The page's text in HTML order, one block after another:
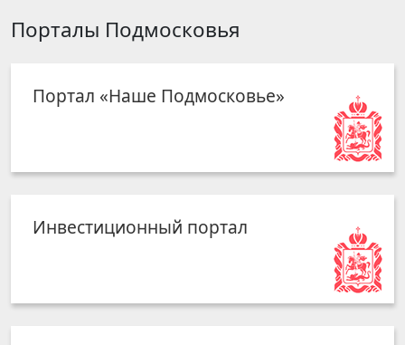
Порталы Подмосковья
Портал «Наше Подмосковье»
Инвестиционный портал